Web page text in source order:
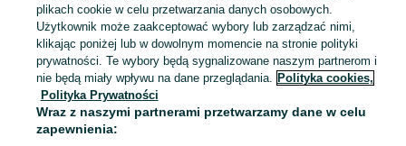
Zobacz
Mapa kategorii
Mapa miejscowości
Mapa ministron
plikach cookie w celu przetwarzania danych osobowych.
Użytkownik może zaakceptować wybory lub zarządzać nimi,
klikając poniżej lub w dowolnym momencie na stronie polityki
prywatności. Te wybory będą sygnalizowane naszym partnerom i
nie będą miały wpływu na dane przeglądania. Polityka cookies,
Polityka Prywatności
Wraz z naszymi partnerami przetwarzamy dane w celu
zapewnienia: